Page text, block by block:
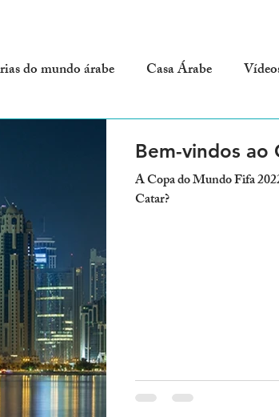
do mundo árabe Casa Árabe
Bem-vindos ao
A Copa do Mundo Fifa
Catar?